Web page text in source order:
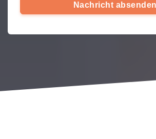
Nachricht absenden